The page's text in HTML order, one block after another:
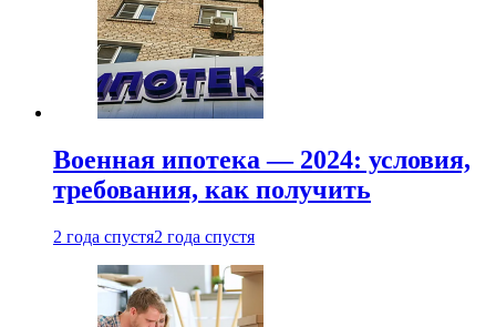
Военная ипотека — 2024: условия,
требования, как получить
2 года спустя2 года спустя